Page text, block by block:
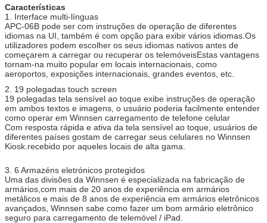
Corpo de aço
longo prazo, a cor pode ser personalizada
Opções de
hardware
Aceitador de moedas, aceitador de contas, leitor de
cartões, escaneador de impressões digitais,
escaneador de códigos de barras, impressora de
bilhetes
Wifi, 3G.
Se a parte que pretende acrescentar não estiver
incluída acima, pergunte-nos.
Tensão de
funcionamento
100-240 V, 50/60 Hz
de
funcionamento
Certificado CE, FCC
Características
1. Interface multi-línguas
APC-06B pode ser com instruções de operação de diferentes
idiomas na UI, também é com opção para exibir vários idiomas.Os
utilizadores podem escolher os seus idiomas nativos antes de
começarem a carregar ou recuperar os telemóveisEstas vantagens
tornam-na muito popular em locais internacionais, como
aeroportos, exposições internacionais, grandes eventos, etc.
2. 19 polegadas touch screen
19 polegadas tela sensível ao toque exibe instruções de operação
em ambos textos e imagens, o usuário poderia facilmente entender
como operar em Winnsen carregamento de telefone celular
Com resposta rápida e ativa da tela sensível ao toque, usuários de
diferentes países gostam de carregar seus celulares no Winnsen
Kiosk.recebido por aqueles locais de alta gama.
3. 6 Armazéns eletrónicos protegidos
Uma das divisões da Winnsen é especializada na fabricação de
armários,com mais de 20 anos de experiência em armários
metálicos e mais de 8 anos de experiência em armários eletrônicos
avançados, Winnsen sabe como fazer um bom armário eletrônico
seguro para carregamento de telemóvel / iPad.